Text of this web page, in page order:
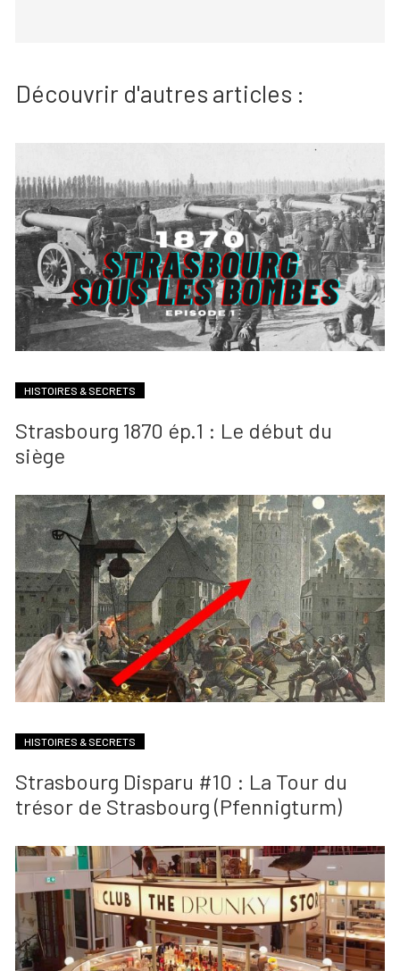
Découvrir d'autres articles :
HISTOIRES & SECRETS
Strasbourg 1870 ép.1 : Le début du
siège
HISTOIRES & SECRETS
Strasbourg Disparu #10 : La Tour du
trésor de Strasbourg (Pfennigturm)